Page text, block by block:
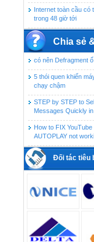
Internet toàn cầu có
trong 48 giờ tới
Chia sẻ
có nên Defragment
5 thói quen khiến
chạy chậm
STEP by STEP to
Messages Quickly
How to FIX YouTube
AUTOPLAY not
Đối tác tiêu